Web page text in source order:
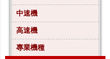
中速機
高速機
專業機種